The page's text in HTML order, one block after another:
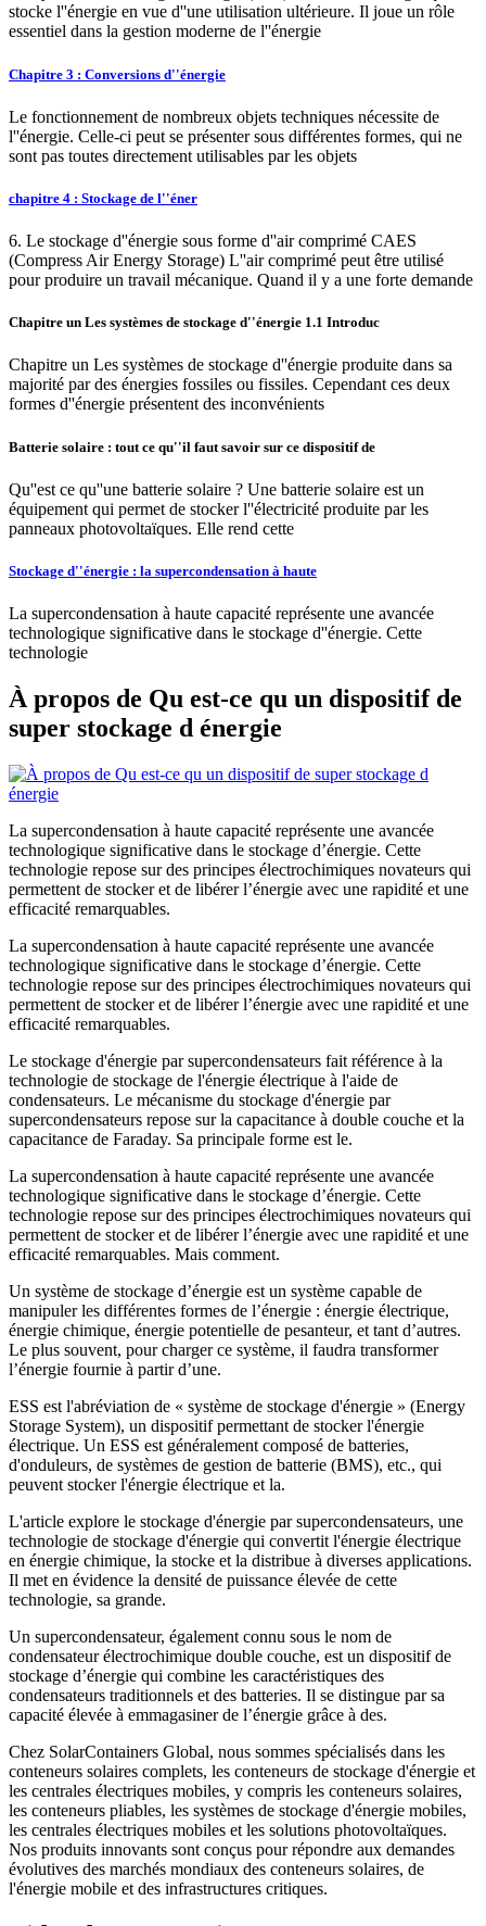
stocke l''énergie en vue d''une utilisation ultérieure. Il joue un rôle
essentiel dans la gestion moderne de l''énergie
Chapitre 3 : Conversions d''énergie
Le fonctionnement de nombreux objets techniques nécessite de
l''énergie. Celle-ci peut se présenter sous différentes formes, qui ne
sont pas toutes directement utilisables par les objets
chapitre 4 : Stockage de l''éner
6. Le stockage d''énergie sous forme d''air comprimé CAES
(Compress Air Energy Storage) L''air comprimé peut être utilisé
pour produire un travail mécanique. Quand il y a une forte demande
Chapitre un Les systèmes de stockage d''énergie 1.1 Introduc
Chapitre un Les systèmes de stockage d''énergie produite dans sa
majorité par des énergies fossiles ou fissiles. Cependant ces deux
formes d''énergie présentent des inconvénients
Batterie solaire : tout ce qu''il faut savoir sur ce dispositif de
Qu''est ce qu''une batterie solaire ? Une batterie solaire est un
équipement qui permet de stocker l''électricité produite par les
panneaux photovoltaïques. Elle rend cette
Stockage d''énergie : la supercondensation à haute
La supercondensation à haute capacité représente une avancée
technologique significative dans le stockage d''énergie. Cette
technologie
À propos de Qu est-ce qu un dispositif de
super stockage d énergie
La supercondensation à haute capacité représente une avancée
technologique significative dans le stockage d’énergie. Cette
technologie repose sur des principes électrochimiques novateurs qui
permettent de stocker et de libérer l’énergie avec une rapidité et une
efficacité remarquables.
La supercondensation à haute capacité représente une avancée
technologique significative dans le stockage d’énergie. Cette
technologie repose sur des principes électrochimiques novateurs qui
permettent de stocker et de libérer l’énergie avec une rapidité et une
efficacité remarquables.
Le stockage d'énergie par supercondensateurs fait référence à la
technologie de stockage de l'énergie électrique à l'aide de
condensateurs. Le mécanisme du stockage d'énergie par
supercondensateurs repose sur la capacitance à double couche et la
capacitance de Faraday. Sa principale forme est le.
La supercondensation à haute capacité représente une avancée
technologique significative dans le stockage d’énergie. Cette
technologie repose sur des principes électrochimiques novateurs qui
permettent de stocker et de libérer l’énergie avec une rapidité et une
efficacité remarquables. Mais comment.
Un système de stockage d’énergie est un système capable de
manipuler les différentes formes de l’énergie : énergie électrique,
énergie chimique, énergie potentielle de pesanteur, et tant d’autres.
Le plus souvent, pour charger ce système, il faudra transformer
l’énergie fournie à partir d’une.
ESS est l'abréviation de « système de stockage d'énergie » (Energy
Storage System), un dispositif permettant de stocker l'énergie
électrique. Un ESS est généralement composé de batteries,
d'onduleurs, de systèmes de gestion de batterie (BMS), etc., qui
peuvent stocker l'énergie électrique et la.
L'article explore le stockage d'énergie par supercondensateurs, une
technologie de stockage d'énergie qui convertit l'énergie électrique
en énergie chimique, la stocke et la distribue à diverses applications.
Il met en évidence la densité de puissance élevée de cette
technologie, sa grande.
Un supercondensateur, également connu sous le nom de
condensateur électrochimique double couche, est un dispositif de
stockage d’énergie qui combine les caractéristiques des
condensateurs traditionnels et des batteries. Il se distingue par sa
capacité élevée à emmagasiner de l’énergie grâce à des.
Chez SolarContainers Global, nous sommes spécialisés dans les
conteneurs solaires complets, les conteneurs de stockage d'énergie et
les centrales électriques mobiles, y compris les conteneurs solaires,
les conteneurs pliables, les systèmes de stockage d'énergie mobiles,
les centrales électriques mobiles et les solutions photovoltaïques.
Nos produits innovants sont conçus pour répondre aux demandes
évolutives des marchés mondiaux des conteneurs solaires, de
l'énergie mobile et des infrastructures critiques.